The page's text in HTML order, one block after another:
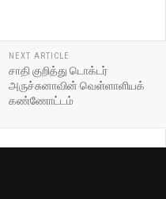
NEXT ARTICLE
சாதி குறித்து டொக்டர்
அருச்சுனாவின் வெள்ளாளியக்
கண்ணோட்டம்